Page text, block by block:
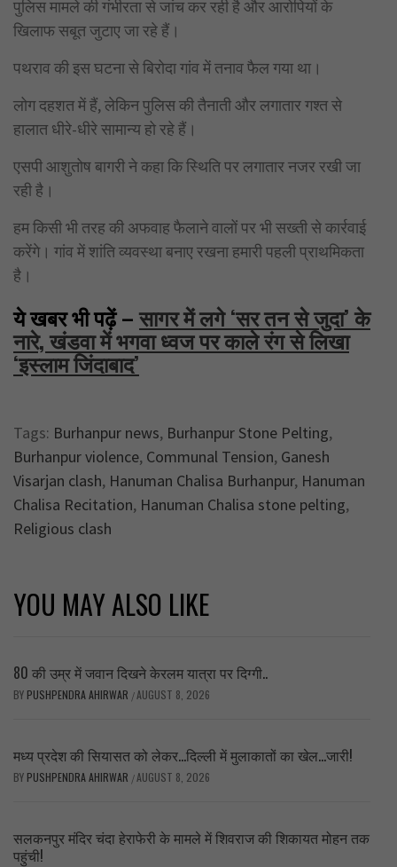
पुलिस मामले की गंभीरता से जांच कर रही है और आरोपियों के
खिलाफ सबूत जुटाए जा रहे हैं।
पथराव की इस घटना से बिरोदा गांव में तनाव फैल गया था।
लोग दहशत में हैं, लेकिन पुलिस की तैनाती और लगातार गश्त से
हालात धीरे-धीरे सामान्य हो रहे हैं।
एसपी आशुतोष बागरी ने कहा कि स्थिति पर लगातार नजर रखी जा
रही है।
हम किसी भी तरह की अफवाह फैलाने वालों पर भी सख्ती से कार्रवाई
करेंगे। गांव में शांति व्यवस्था बनाए रखना हमारी पहली प्राथमिकता
है।
ये खबर भी पढ़ें –सागर में लगे ‘सर तन से जुदा’ के
नारे, खंडवा में भगवा ध्वज पर काले रंग से लिखा
‘इस्लाम जिंदाबाद’
Tags: Burhanpur news, Burhanpur Stone Pelting,
Burhanpur violence, Communal Tension, Ganesh
Visarjan clash, Hanuman Chalisa Burhanpur, Hanuman
Chalisa Recitation, Hanuman Chalisa stone pelting,
Religious clash
YOU MAY ALSO LIKE
80 की उम्र में जवान दिखने केरलम यात्रा पर दिग्गी..
BY PUSHPENDRA AHIRWAR /AUGUST 8, 2026
मध्य प्रदेश की सियासत को लेकर…दिल्ली में मुलाकातों का खेल…जारी!
BY PUSHPENDRA AHIRWAR /AUGUST 8, 2026
सलकनपुर मंदिर चंदा हेराफेरी के मामले में शिवराज की शिकायत मोहन तक
पहुंची!